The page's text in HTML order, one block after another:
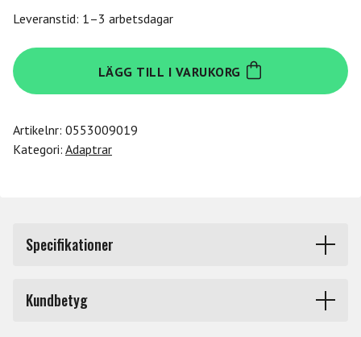
Leveranstid: 1–3 arbetsdagar
Hosa
GRA-
101
LÄGG TILL I VARUKORG
Artikelnr: 0553009019
Kategori: Adaptrar
Specifikationer
Kundbetyg